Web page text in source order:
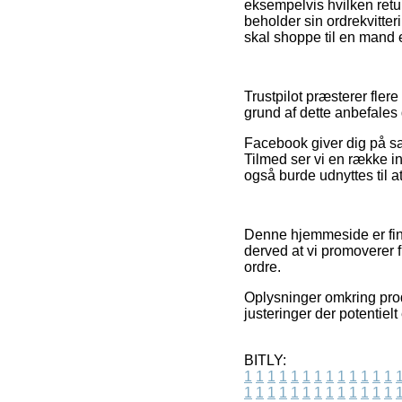
eksempelvis hvilken
beholder sin
skal shoppe til en mand
Trustpilot præsterer
grund af dette
Facebook giver dig på
Tilmed ser vi en række
også burde udnyttes til
Denne hjemmeside er
derved at vi promoverer
ordre.
Oplysninger omkring
justeringer der
BITLY:
1 1 1 1 1 1 1 1 1 1 1 1 1
1 1 1 1 1 1 1 1 1 1 1 1 1